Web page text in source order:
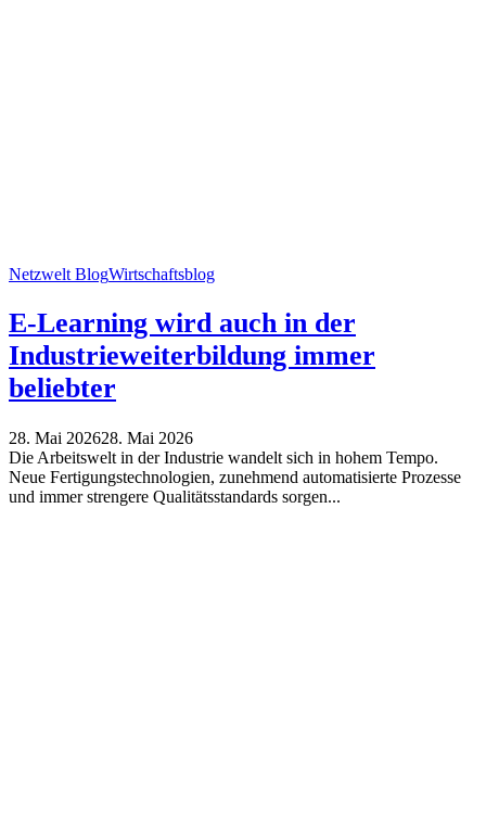
Netzwelt BlogWirtschaftsblog
E-Learning wird auch in der
Industrieweiterbildung immer
beliebter
28. Mai 202628. Mai 2026
Die Arbeitswelt in der Industrie wandelt sich in hohem Tempo.
Neue Fertigungstechnologien, zunehmend automatisierte Prozesse
und immer strengere Qualitätsstandards sorgen...